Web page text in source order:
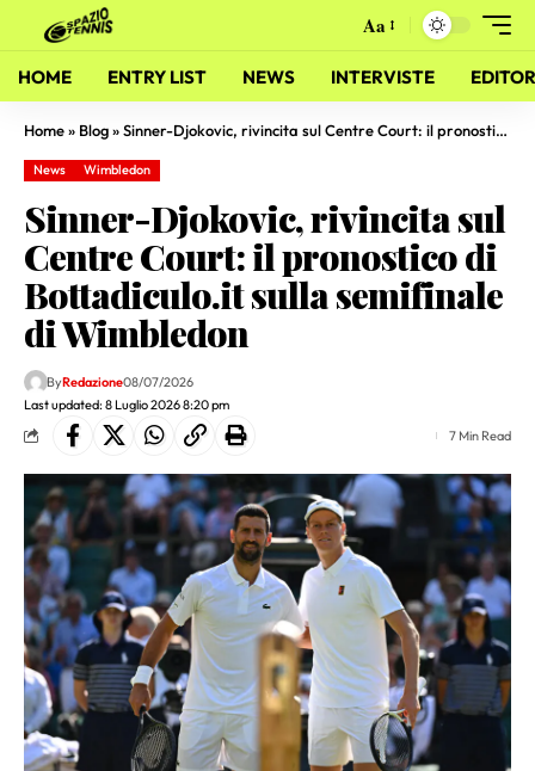
Aa
HOME ENTRY LIST NEWS INTERVISTE
Home» Blog»Sinner-Djokovic, rivincita sul Centre Court: il pronostico di Bottadiculo.it sulla semifinale di Wimbledon
News Wimbledon
Sinner-Djokovic, rivincita sul
Centre Court: il pronostico di
Bottadiculo.it sulla semifinale
di Wimbledon
Last updated: 8 Luglio 2026 8:20 pm
ByRedazione08/07/2026
7 Min Read